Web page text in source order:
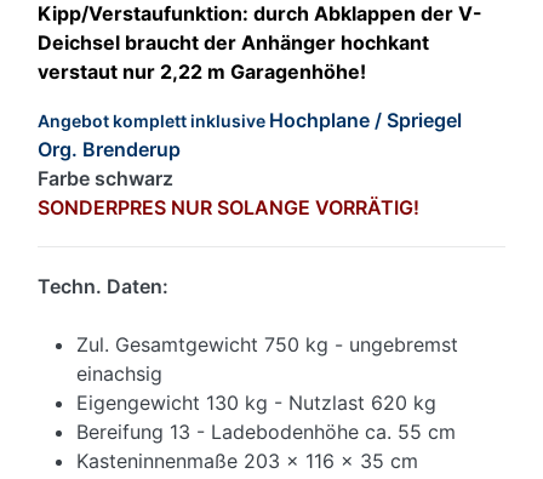
Kipp/Verstaufunktion: durch Abklappen der V-
Deichsel braucht der Anhänger hochkant
verstaut nur 2,22 m Garagenhöhe!
Angebot komplett inklusive Hochplane / Spriegel
Org. Brenderup
Farbe schwarz
SONDERPRES NUR SOLANGE VORRÄTIG!
Techn. Daten:
Zul. Gesamtgewicht 750 kg - ungebremst
einachsig
Eigengewicht 130 kg - Nutzlast 620 kg
Bereifung 13 - Ladebodenhöhe ca. 55 cm
Kasteninnenmaße 203 x 116 x 35 cm